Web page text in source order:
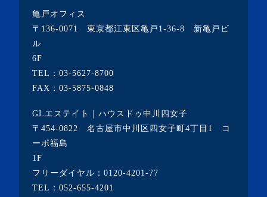
・2021年5月(2記事)
・2021年4月(4記事)
・2021年2月(3記事)
・2021年1月(3記事)
・2020年12月(7記事)
・2020年11月(5記事)
・2020年10月(3記事)
・2020年9月(8記事)
亀戸オフィス
〒136-0071 東京都江東区亀戸1-36-8 新亀戸ビ
ル
6F
TEL： 03-5627-8700
FAX：03-5875-0848
GLエステイト｜ハウスドゥ中川四女子
〒454-0822 名古屋市中川区四女子町4丁目1 コ
ーポ福島
1F
フリーダイヤル： 0120-4201-77
TEL： 052-655-4201